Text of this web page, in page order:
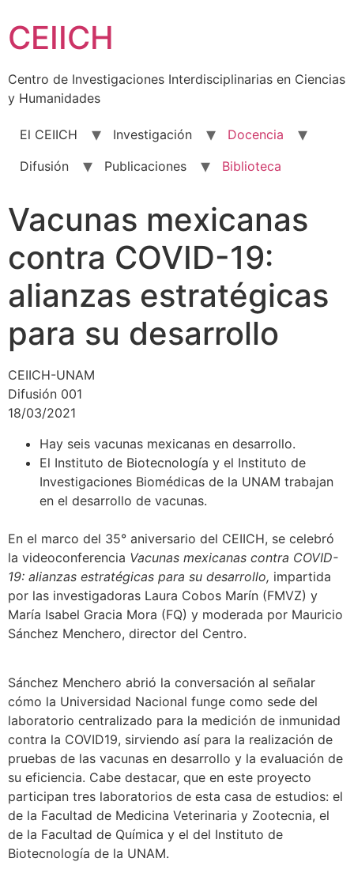
to
content
CEIICH
Centro de Investigaciones Interdisciplinarias en Ciencias
y Humanidades
El CEIICH Investigación
Docencia
Difusión
Publicaciones Biblioteca
Vacunas mexicanas
contra COVID-19:
alianzas estratégicas
para su desarrollo
CEIICH-UNAM
Difusión 001
18/03/2021
Hay seis vacunas mexicanas en desarrollo.
El Instituto de Biotecnología y el Instituto de
Investigaciones Biomédicas de la UNAM trabajan
en el desarrollo de vacunas.
En el marco del 35° aniversario del CEIICH, se celebró
la videoconferencia Vacunas mexicanas contra COVID-
19: alianzas estratégicas para su desarrollo, impartida
por las investigadoras Laura Cobos Marín (FMVZ) y
María Isabel Gracia Mora (FQ) y moderada por Mauricio
Sánchez Menchero, director del Centro.
Sánchez Menchero abrió la conversación al señalar
cómo la Universidad Nacional funge como sede del
laboratorio centralizado para la medición de inmunidad
contra la COVID19, sirviendo así para la realización de
pruebas de las vacunas en desarrollo y la evaluación de
su eficiencia. Cabe destacar, que en este proyecto
participan tres laboratorios de esta casa de estudios: el
de la Facultad de Medicina Veterinaria y Zootecnia, el
de la Facultad de Química y el del Instituto de
Biotecnología de la UNAM.